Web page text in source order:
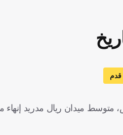
قدم
متوسط ميدان ريال مدريد